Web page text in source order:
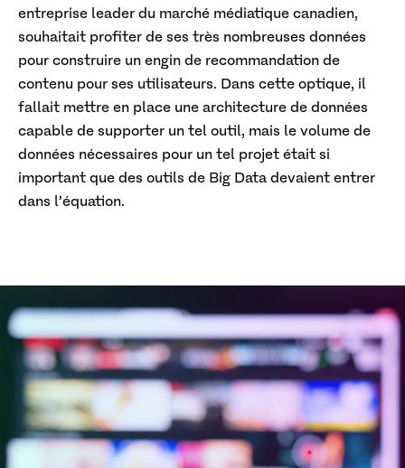
entreprise leader du marché médiatique canadien,
souhaitait profiter de ses très nombreuses données
pour construire un engin de recommandation de
contenu pour ses utilisateurs. Dans cette optique, il
fallait mettre en place une architecture de données
capable de supporter un tel outil, mais le volume de
données nécessaires pour un tel projet était si
important que des outils de Big Data devaient entrer
dans l’équation.